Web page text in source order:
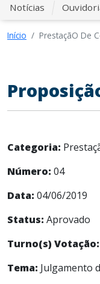
Notícias
Início PrestaçãO De
Categoria:
Número: 04
Data: 04/06/2019
Status: Aprovado
Turno(s) Votação:
Tema: Julgamento